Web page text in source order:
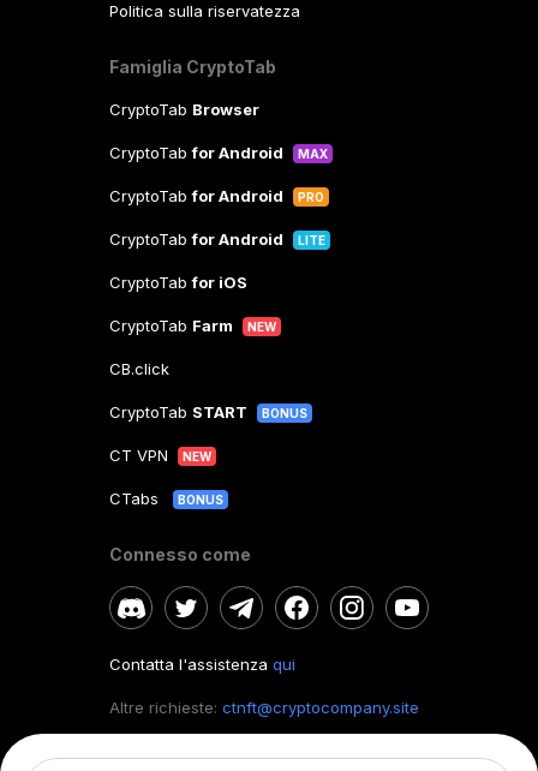
Politica sulla riservatezza
Famiglia CryptoTab
CryptoTab Browser
CryptoTabfor Android MAX
CryptoTabfor Android PRO
CryptoTabfor Android LITE
CryptoTabfor iOS
CryptoTab Farm NEW
CB.click
CryptoTab START BONUS
CT VPN NEW
CTabs BONUS
Connesso come
Contatta l'assistenza qui
Altre richieste: ctnft@cryptocompany.site